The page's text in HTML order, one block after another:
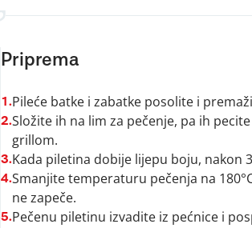
Priprema
1.Pileće batke i zabatke posolite i
2.Složite ih na lim za pečenje, pa ih
grillom.
3.Kada piletina dobije lijepu boju, nakon
4.Smanjite temperaturu pečenja na
ne zapeče.
5.Pečenu piletinu izvadite iz pećnice i